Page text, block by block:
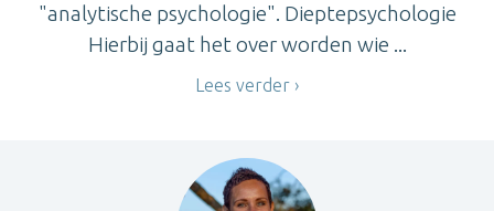
"analytische psychologie". Dieptepsychologie
Hierbij gaat het over worden wie ...
Lees verder